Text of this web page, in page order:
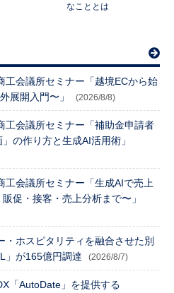
なこととは
工会議所セミナー「越境ECから始
展開入門〜」
(2026/8/8)
工会議所セミナー「補助金申請者
の作り方と生成AI活用術」
工会議所セミナー「生成AIで売上
促・接客・売上分析まで〜」
・ホスピタリティを融合させた別
」が165億円調達
(2026/8/7)
「AutoDate」を提供する